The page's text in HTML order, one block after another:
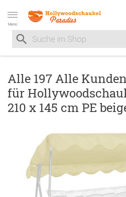
Menü
Suche nach
Suche im Shop, nach der
Alle 197 Alle
für
210 x 145 cm PE